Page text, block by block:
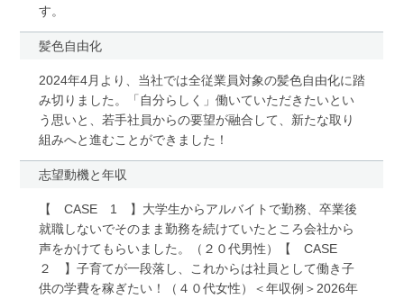
す。
髪色自由化
2024年4月より、当社では全従業員対象の髪色自由化に踏
み切りました。「自分らしく」働いていただきたいとい
う思いと、若手社員からの要望が融合して、新たな取り
組みへと進むことができました！
志望動機と年収
【 CASE 1 】大学生からアルバイトで勤務、卒業後
就職しないでそのまま勤務を続けていたところ会社から
声をかけてもらいました。（２０代男性）【 CASE
２ 】子育てが一段落し、これからは社員として働き子
供の学費を稼ぎたい！（４０代女性）＜年収例＞2026年